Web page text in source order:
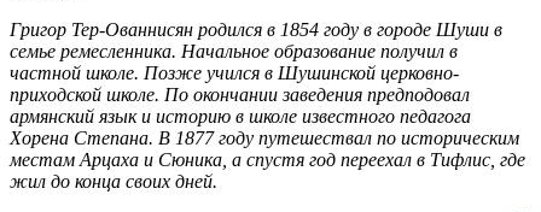
Григор Тер-Ованнисян родился в 1854 году в городе Шуши в
семье ремесленника. Начальное образование получил в
частной школе. Позже учился в Шушинской церковно-
приходской школе. По окончании заведения предподовал
армянский язык и историю в школе известного педагога
Хорена Степана. В 1877 году путешествал по историческим
местам Арцаха и Сюника, а спустя год переехал в Тифлис, где
жил до конца своих дней.